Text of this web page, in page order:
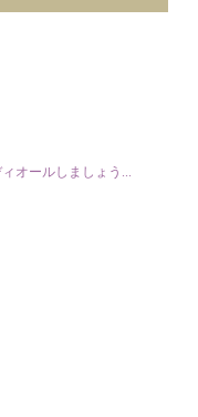
オールしましょう...